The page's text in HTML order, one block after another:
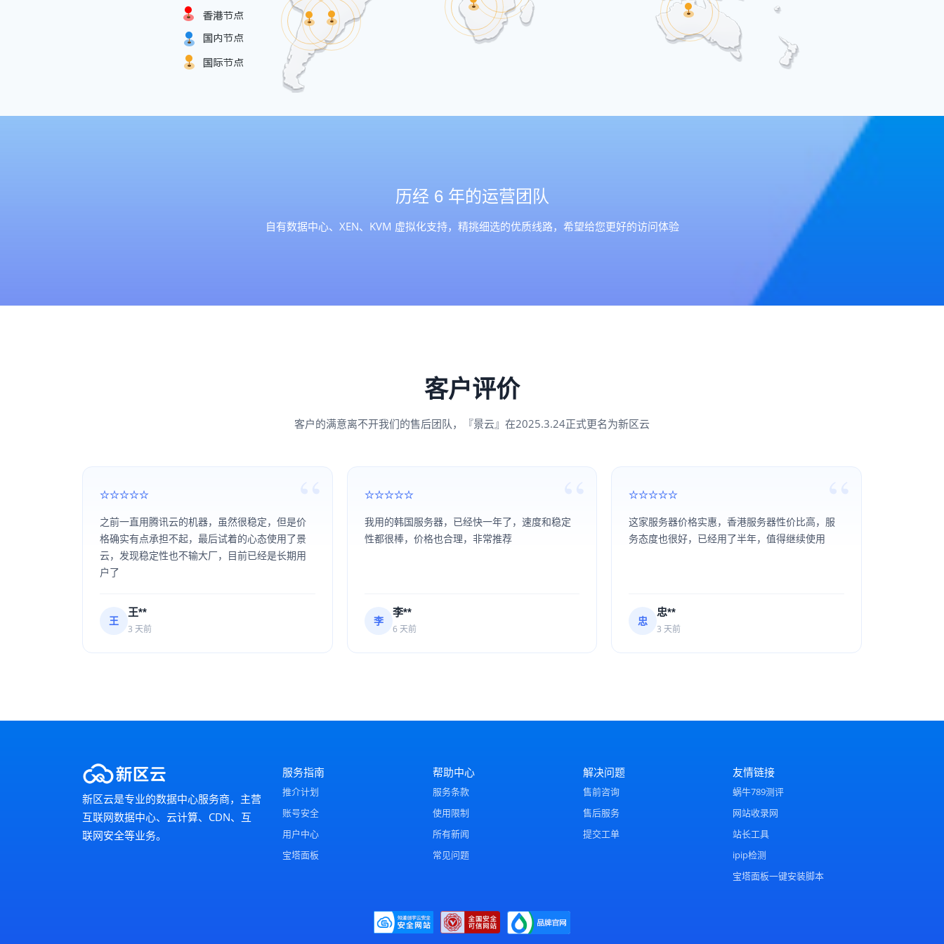
历经 6 年的运营团队
自有数据中心、XEN、KVM 虚拟化支持，精挑细选的优质线路，希望给您更好的访问体验
客户评价
客户的满意离不开我们的售后团队，『景云』在2025.3.24正式更名为新区云
之前一直用腾讯云的机器，虽然很稳定，但是价
格确实有点承担不起，最后试着的心态使用了景
云，发现稳定性也不输大厂，目前已经是长期用
户了
王
王**
3 天前
我用的韩国服务器，已经快一年了，速度和稳定
性都很棒，价格也合理，非常推荐
李
李**
6 天前
这家服务器价格实惠，香港服务器性价比高，服
务态度也很好，已经用了半年，值得继续使用
忠
忠**
3 天前
新区云是专业的数据中心服务商，主营
互联网数据中心、云计算、CDN、互
联网安全等业务。
服务指南
推介计划
账号安全
用户中心
宝塔面板
帮助中心
服务条款
使用限制
所有新闻
常见问题
解决问题
售前咨询
售后服务
提交工单
友情链接
蜗牛789测评
网站收录网
站长工具
ipip检测
宝塔面板一键安装脚本